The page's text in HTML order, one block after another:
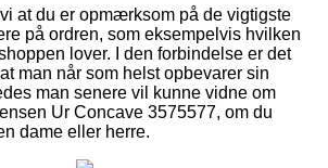
at du er opmærksom på de vigtigste
på ordren, som eksempelvis hvilken
lover. I den forbindelse er det
man når som helst opbevarer sin
man senere vil kunne vidne om
Ur Concave 3575577, om du
dame eller herre.